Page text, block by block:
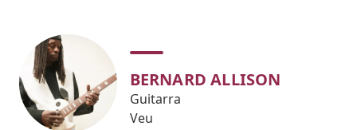
BERNARD ALLISON
Guitarra
Veu